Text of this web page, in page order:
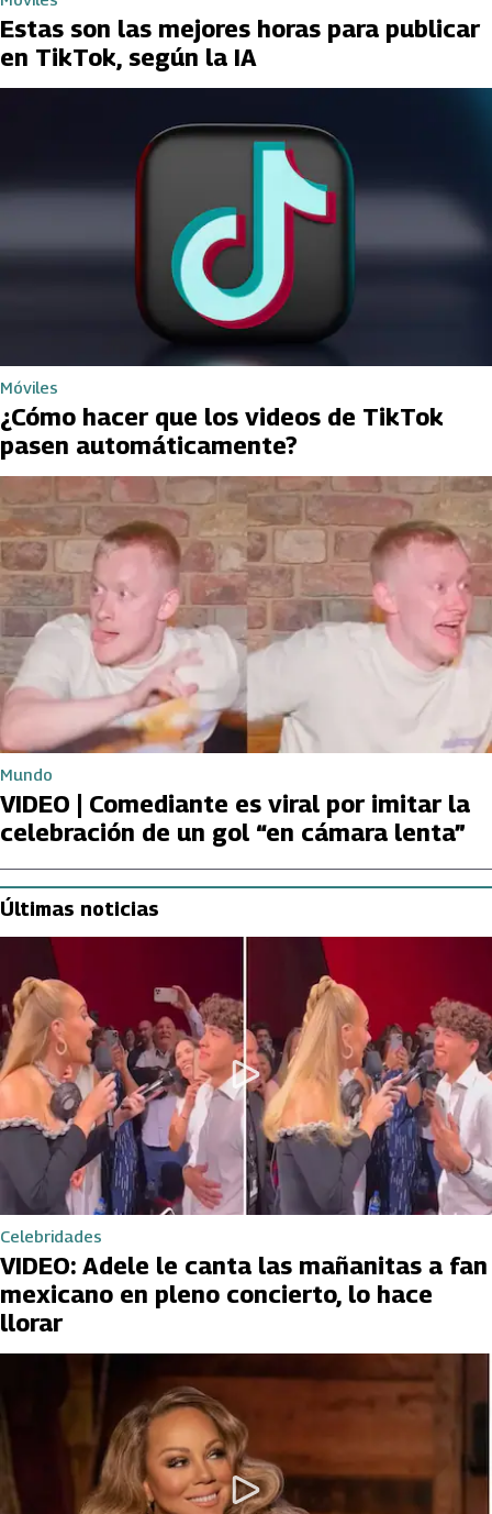
Estas son las mejores horas para publicar
en TikTok, según la IA
Móviles
¿Cómo hacer que los videos de TikTok
pasen automáticamente?
Mundo
VIDEO | Comediante es viral por imitar la
celebración de un gol “en cámara lenta”
Últimas noticias
Celebridades
VIDEO: Adele le canta las mañanitas a fan
mexicano en pleno concierto, lo hace
llorar